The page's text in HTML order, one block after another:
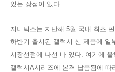
있는 장점이 있다.
지니틱스는 지난해 5월 국내 최초
하반기 출시된 갤럭시 신 제품에 일
시장선점에 나선 바 있다. 여기에
갤럭시A시리즈에 본격 납품됨에 따